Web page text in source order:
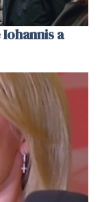
a